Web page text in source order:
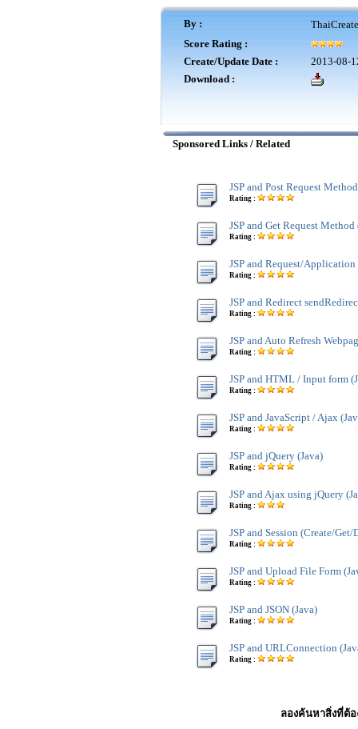
By :
Score Rating :
Create/Update Date :
2013-08-
Download :
Sponsored Links / Related
JSP and Post Request
Rating :
JSP and Get Request Method
Rating :
JSP and Request/Application
Rating :
JSP and Redirect
Rating :
JSP and Auto Refresh
Rating :
JSP and HTML / Input form
Rating :
JSP and JavaScript / Ajax
Rating :
JSP and jQuery (Java)
Rating :
JSP and Ajax using jQuery
Rating :
JSP and Session (Create/Get/
Rating :
JSP and Upload File Form
Rating :
JSP and JSON (Java)
Rating :
JSP and URLConnection
Rating :
ลองค้นหาสิ่งที่ต้อ